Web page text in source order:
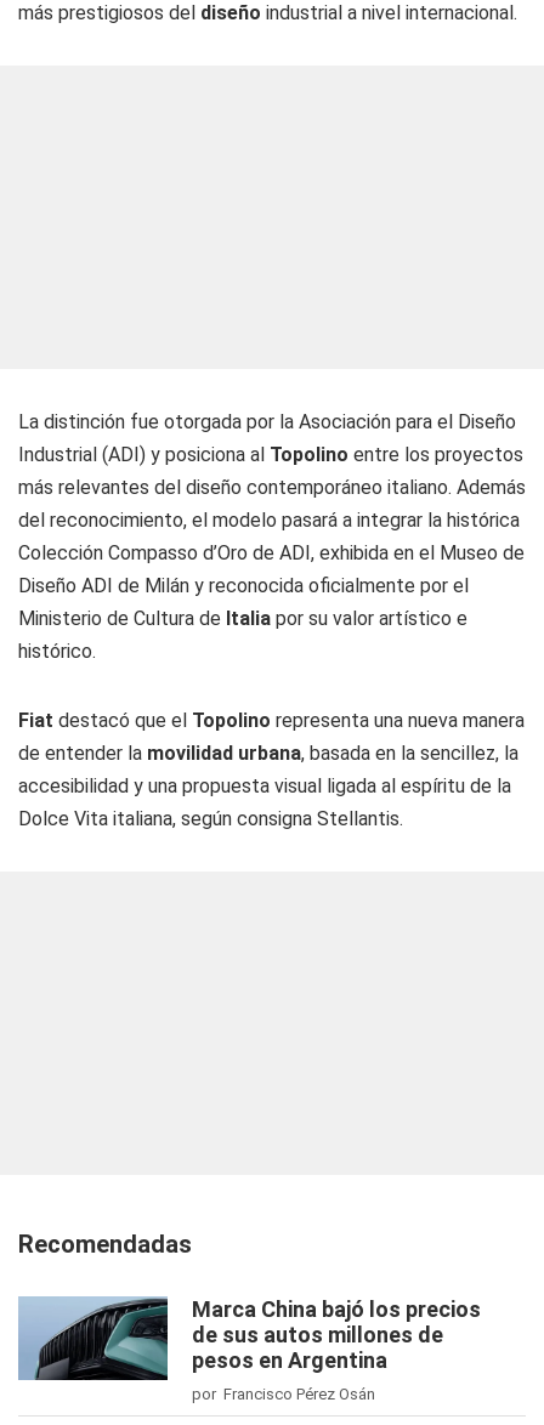
más prestigiosos del diseño industrial a nivel internacional.
La distinción fue otorgada por la Asociación para el Diseño
Industrial (ADI) y posiciona al Topolino entre los proyectos
más relevantes del diseño contemporáneo italiano. Además
del reconocimiento, el modelo pasará a integrar la histórica
Colección Compasso d’Oro de ADI, exhibida en el Museo de
Diseño ADI de Milán y reconocida oficialmente por el
Ministerio de Cultura de Italia por su valor artístico e
histórico.
Fiat destacó que el Topolino representa una nueva manera
de entender la movilidad urbana, basada en la sencillez, la
accesibilidad y una propuesta visual ligada al espíritu de la
Dolce Vita italiana, según consigna Stellantis.
Recomendadas
Marca China bajó los precios
de sus autos millones de
pesos en Argentina
por Francisco Pérez Osán